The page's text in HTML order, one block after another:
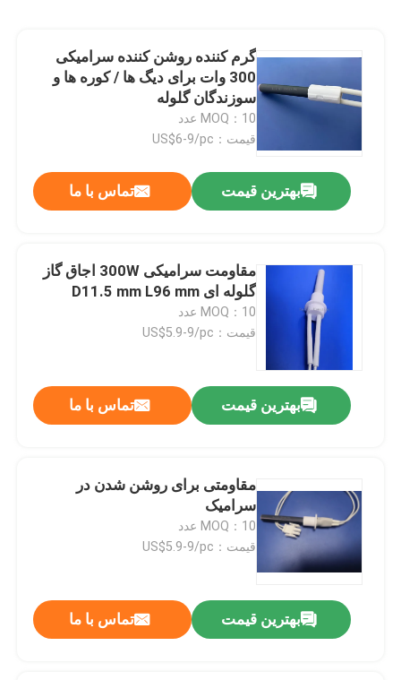
گرم کننده روشن کننده سرامیکی
300 وات برای دیگ ها / کوره ها و
سوزندگان گلوله
MOQ：10 عدد
قیمت：US$6-9/pc
بهترین قیمت تماس با ما
مقاومت سرامیکی 300W اجاق گاز
گلوله ای D11.5 mm L96 mm
MOQ：10 عدد
قیمت：US$5.9-9/pc
بهترین قیمت تماس با ما
مقاومتی برای روشن شدن در
سرامیک
MOQ：10 عدد
قیمت：US$5.9-9/pc
بهترین قیمت تماس با ما